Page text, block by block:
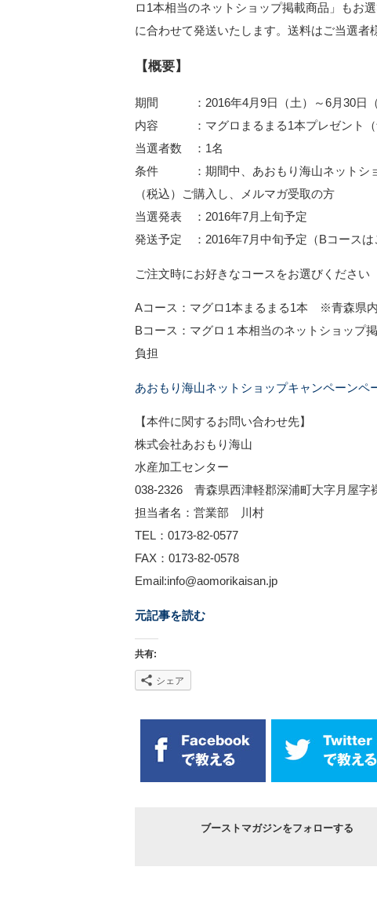
ロ1本相当のネットショップ掲載商品」もお
に合わせて発送いたします。送料はご当選者
【概要】
期間 ：2016年4月9日（土）～6月30日（
内容 ：マグロまるまる1本プレゼント（
当選者数 ：1名
条件 ：期間中、あおもり海山ネットシ
（税込）ご購入し、メルマガ受取の方
当選発表 ：2016年7月上旬予定
発送予定 ：2016年7月中旬予定（Bコースは
ご注文時にお好きなコースをお選びください
Aコース：マグロ1本まるまる1本 ※青森県内
Bコース：マグロ１本相当のネットショッ
負担
あおもり海山ネットショップキャンペーンペ
【本件に関するお問い合わせ先】
株式会社あおもり海山
水産加工センター
038-2326 青森県西津軽郡深浦町大字月屋字
担当者名：営業部 川村
TEL：0173-82-0577
FAX：0173-82-0578
Email:info@aomorikaisan.jp
元記事を読む
共有:
シェア
ブーストマガジンをフォローする